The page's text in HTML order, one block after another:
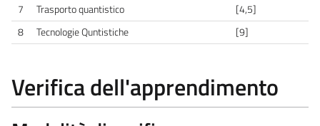
7
Trasporto quantistico
[4,5]
8
Tecnologie Quntistiche [9]
Verifica dell'apprendimento